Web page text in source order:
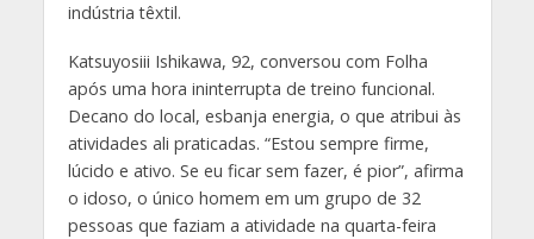
indústria têxtil.
Katsuyosiii Ishikawa, 92, conversou com Folha
após uma hora ininterrupta de treino funcional.
Decano do local, esbanja energia, o que atribui às
atividades ali praticadas. “Estou sempre firme,
lúcido e ativo. Se eu ficar sem fazer, é pior”, afirma
o idoso, o único homem em um grupo de 32
pessoas que faziam a atividade na quarta-feira